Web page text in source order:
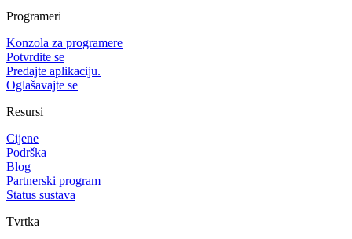
Programeri
Konzola za programere
Potvrdite se
Predajte aplikaciju.
Oglašavajte se
Resursi
Cijene
Podrška
Blog
Partnerski program
Status sustava
Tvrtka